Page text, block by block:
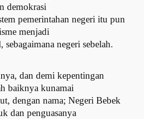
demokrasi
pemerintahan negeri itu pun
menjadi
sebagaimana negeri sebelah.
dan demi kepentingan
baiknya kunamai
dengan nama; Negeri Bebek
dan penguasanya